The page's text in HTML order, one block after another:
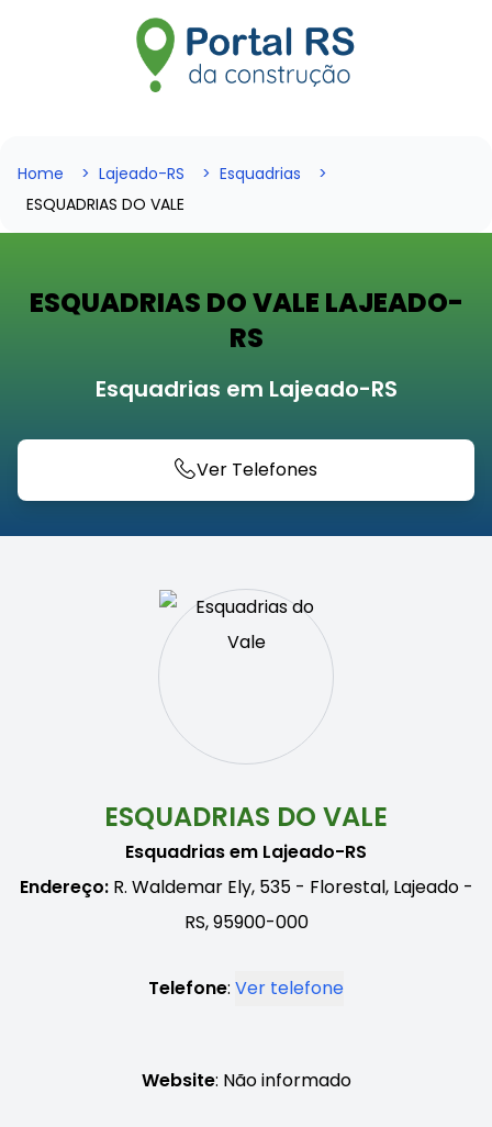
Home Lajeado-RS
Esquadrias
ESQUADRIAS DO VALE
ESQUADRIAS DO VALE LAJEADO-
RS
Esquadrias em Lajeado-RS
Ver Telefones
ESQUADRIAS DO VALE
Esquadrias em Lajeado-RS
Endereço:R. Waldemar Ely, 535 - Florestal, Lajeado -
RS, 95900-000
Telefone: Ver telefone
Website: Não informado